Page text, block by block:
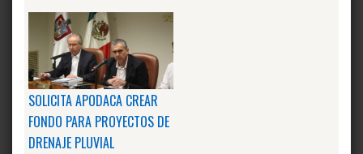
SOLICITA APODACA CREAR
FONDO PARA PROYECTOS DE
DRENAJE PLUVIAL